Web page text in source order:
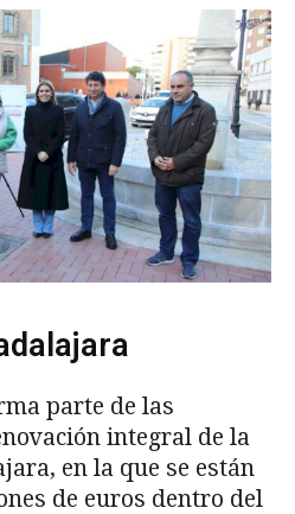
parte de las
integral de la
en la que se están
de euros dentro del